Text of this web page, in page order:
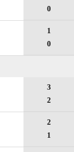
0
1
0
3
2
2
1